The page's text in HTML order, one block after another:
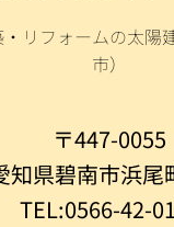
リフォームの太陽
市）
〒447-0055
知県碧南市浜尾
TEL:0566-42-